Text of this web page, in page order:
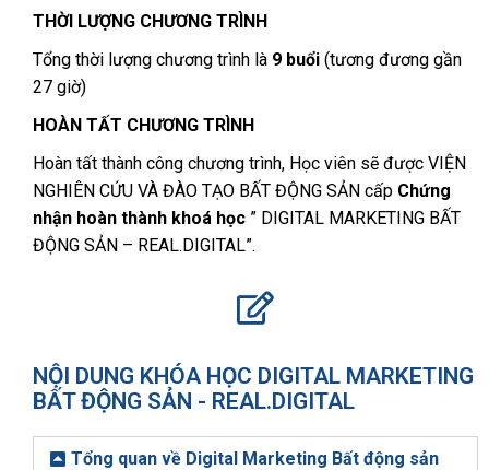
THỜI LƯỢNG CHƯƠNG TRÌNH
Tổng thời lượng chương trình là 9 buổi (tương đương gần
27 giờ)
HOÀN TẤT CHƯƠNG TRÌNH
Hoàn tất thành công chương trình, Học viên sẽ được VIỆN
NGHIÊN CỨU VÀ ĐÀO TẠO BẤT ĐỘNG SẢN cấp Chứng
nhận hoàn thành khoá học ” DIGITAL MARKETING BẤT
ĐỘNG SẢN – REAL.DIGITAL”.
NỘI DUNG KHÓA HỌC DIGITAL MARKETING
BẤT ĐỘNG SẢN - REAL.DIGITAL
Tổng quan về Digital Marketing Bất động sản